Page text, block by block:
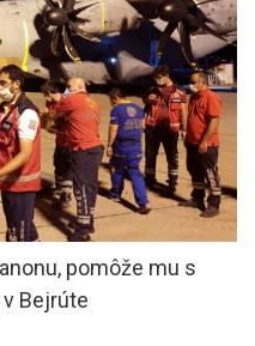
pomôže mu s
Bejrúte